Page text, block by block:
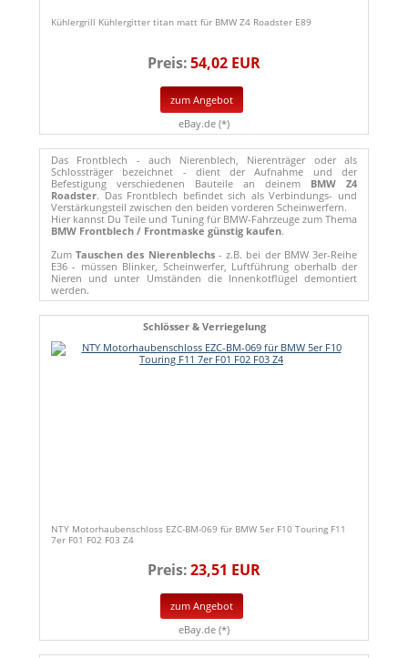
Kühlergrill Kühlergitter titan matt für BMW Z4 Roadster E89
Preis:54,02 EUR
zum Angebot
eBay.de (*)
Das Frontblech - auch Nierenblech, Nierenträger oder als
Schlossträger bezeichnet - dient der Aufnahme und der
Befestigung verschiedenen Bauteile an deinem BMW Z4
Roadster. Das Frontblech befindet sich als Verbindungs- und
Verstärkungsteil zwischen den beiden vorderen Scheinwerfern.
Hier kannst Du Teile und Tuning für BMW-Fahrzeuge zum Thema
BMW Frontblech / Frontmaske günstig kaufen.
ZumTauschen des Nierenblechs- z.B. bei der BMW 3er-Reihe
E36 - müssen Blinker, Scheinwerfer, Luftführung oberhalb der
Nieren und unter Umständen die Innenkotflügel demontiert
werden.
Schlösser & Verriegelung
NTY Motorhaubenschloss EZC-BM-069 für BMW 5er F10 Touring F11
7er F01 F02 F03 Z4
Preis:23,51 EUR
zum Angebot
eBay.de (*)